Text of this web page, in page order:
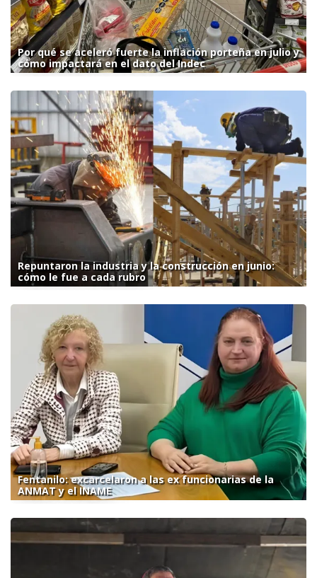
Por qué se aceleró fuerte la inflación porteña en julio y
cómo impactará en el dato del Indec
Repuntaron la industria y la construcción en junio:
cómo le fue a cada rubro
Fentanilo: excarcelaron a las ex funcionarias de la
ANMAT y el INAME